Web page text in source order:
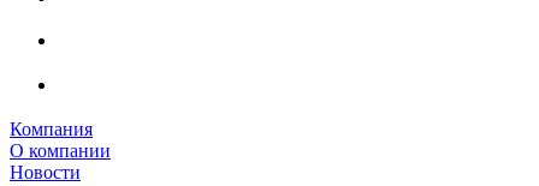
Компания
О компании
Новости